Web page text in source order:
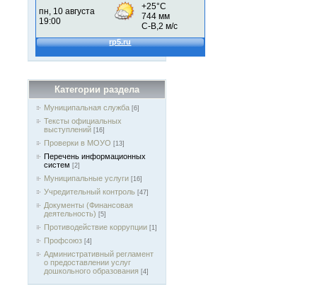
Категории раздела
Муниципальная служба [6]
Тексты официальных
выступлений [16]
Проверки в МОУО [13]
Перечень информационных
систем [2]
Муниципальные услуги [16]
Учредительный контроль [47]
Документы (Финансовая
деятельность) [5]
Противодействие коррупции [1]
Профсоюз [4]
Административный регламент
о предоставлении услуг
дошкольного образования [4]